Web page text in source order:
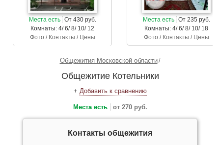
Места есть От 430 руб.
Комнаты: 4/ 6/ 8/ 10/ 12
Фото / Контакты / Цены
Места есть От 235 руб.
Комнаты: 4/ 6/ 8/ 10/ 18
Фото / Контакты / Цены
Общежития Московской области
Общежитие Котельники
+ Добавить к сравнению
Места есть от 270 руб.
Контакты общежития